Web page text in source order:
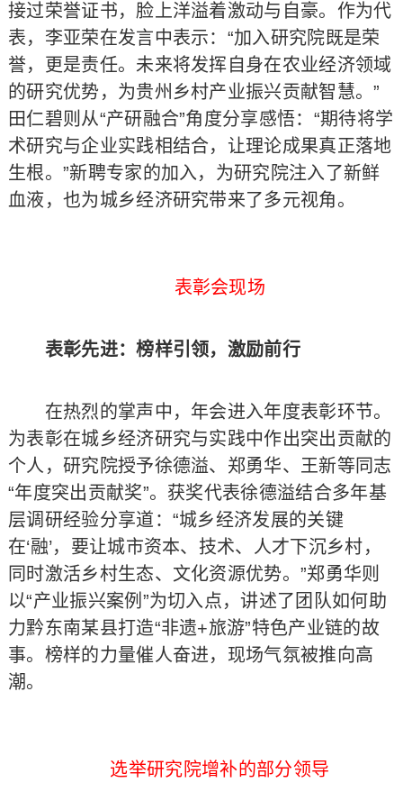
接过荣誉证书，脸上洋溢着激动与自豪。作为代
表，李亚荣在发言中表示：“加入研究院既是荣
誉，更是责任。未来将发挥自身在农业经济领域
的研究优势，为贵州乡村产业振兴贡献智慧。”
田仁碧则从“产研融合”角度分享感悟：“期待将学
术研究与企业实践相结合，让理论成果真正落地
生根。”新聘专家的加入，为研究院注入了新鲜
血液，也为城乡经济研究带来了多元视角。
表彰会现场
表彰先进：榜样引领，激励前行
在热烈的掌声中，年会进入年度表彰环节。
为表彰在城乡经济研究与实践中作出突出贡献的
个人，研究院授予徐德溢、郑勇华、王新等同志
“年度突出贡献奖”。获奖代表徐德溢结合多年基
层调研经验分享道：“城乡经济发展的关键
在‘融’，要让城市资本、技术、人才下沉乡村，
同时激活乡村生态、文化资源优势。”郑勇华则
以“产业振兴案例”为切入点，讲述了团队如何助
力黔东南某县打造“非遗+旅游”特色产业链的故
事。榜样的力量催人奋进，现场气氛被推向高
潮。
选举研究院增补的部分领导